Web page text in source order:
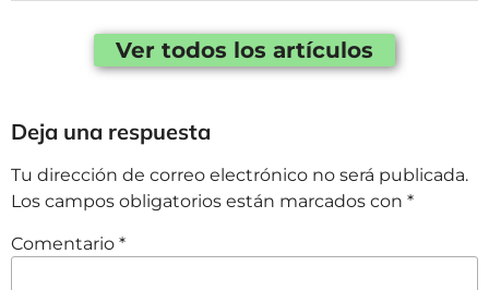
Ver todos los artículos
Deja una respuesta
Tu dirección de correo electrónico no será publicada.
Los campos obligatorios están marcados con *
Comentario *